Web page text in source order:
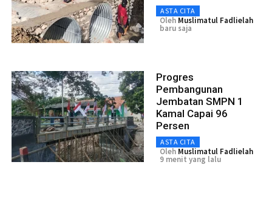
ASTA CITA
Oleh Muslimatul Fadlielah
baru saja
Progres
Pembangunan
Jembatan SMPN 1
Kamal Capai 96
Persen
ASTA CITA
Oleh Muslimatul Fadlielah
9 menit yang lalu